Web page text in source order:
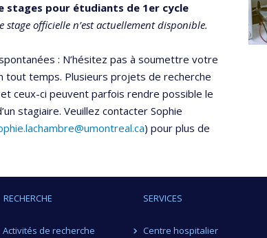
stages pour étudiants de 1er cycle
stage officielle n’est actuellement disponible.
: N’hésitez pas à soumettre votre
tout temps. Plusieurs projets de recherche
ceux-ci peuvent parfois rendre possible le
stagiaire. Veuillez contacter Sophie
) pour plus de
RECHERCHE
Activités de recherche
SERVICES
Centre hospitalier